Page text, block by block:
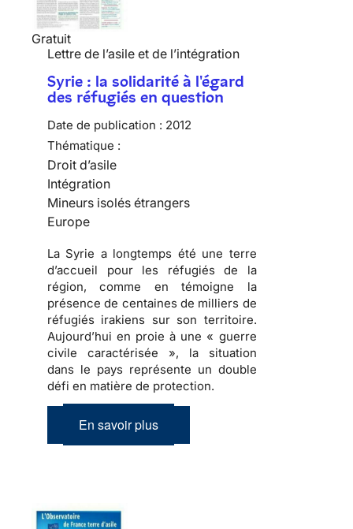
Gratuit
Lettre de l’asile et de l’intégration
Syrie : la solidarité à l'égard
des réfugiés en question
Date de publication : 2012
Thématique :
Droit d’asile
Intégration
Mineurs isolés étrangers
Europe
La Syrie a longtemps été une terre
d’accueil pour les réfugiés de la
région, comme en témoigne la
présence de centaines de milliers de
réfugiés irakiens sur son territoire.
Aujourd’hui en proie à une « guerre
civile caractérisée », la situation
dans le pays représente un double
défi en matière de protection.
En savoir plus